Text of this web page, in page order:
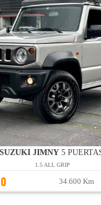
SUZUKI JIMNY5
1.5 ALL GRIP
34.600 Km